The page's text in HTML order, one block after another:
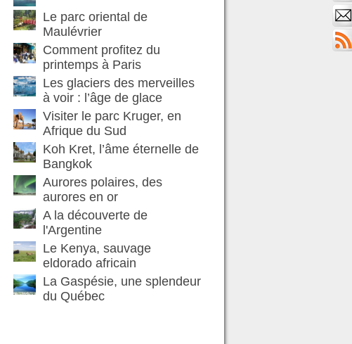
Le parc oriental de
Maulévrier
Comment profitez du
printemps à Paris
Les glaciers des merveilles
à voir : l’âge de glace
Visiter le parc Kruger, en
Afrique du Sud
Koh Kret, l’âme éternelle de
Bangkok
Aurores polaires, des
aurores en or
A la découverte de
l'Argentine
Le Kenya, sauvage
eldorado africain
La Gaspésie, une splendeur
du Québec